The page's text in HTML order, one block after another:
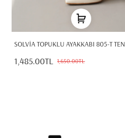
SOLVİA TOPUKLU AYAKKABI 805-T TEN
1,485.00TL 1,650.00TL